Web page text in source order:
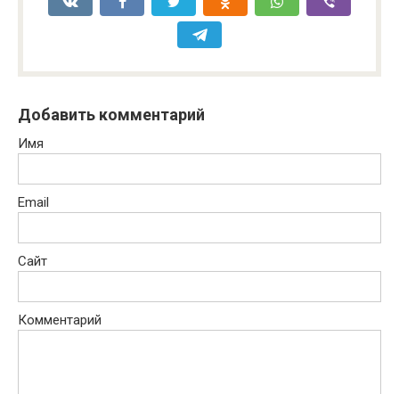
Добавить комментарий
Имя
Email
Сайт
Комментарий